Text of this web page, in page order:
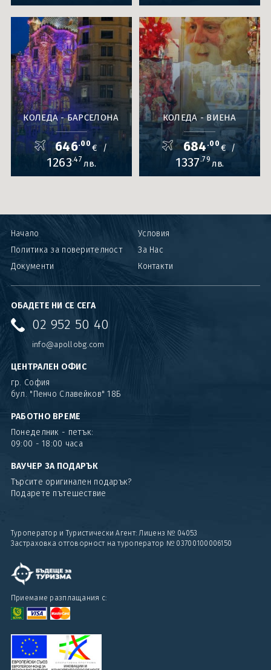
КОЛЕДА - БАРСЕЛОНА
646.00 € /
1263.47 лв.
КОЛЕДА - ВИЕНА
684.00 €/
1337 .79 лв.
Начало
Условия
Политика за поверителност
За Нас
Документи
Контакти
ОБАДЕТЕ НИ СЕ СЕГА
02 952 50 40
info@apollobg.com
ЦЕНТРАЛЕН ОФИС
гр. София
бул. "Пенчо Славейков" 18Б
РАБОТНО ВРЕМЕ
Понеделник - петък:
09:00 - 18:00 часа
ВАУЧЕР ЗА ПОДАРЪК
Търсите оригинален подарък?
Подарете пътешествие
Туроператор и Туристически Агент: Лиценз № 04053
Застраховка отговорност на туроператор № 03700100006150
Приемаме разплащания с: